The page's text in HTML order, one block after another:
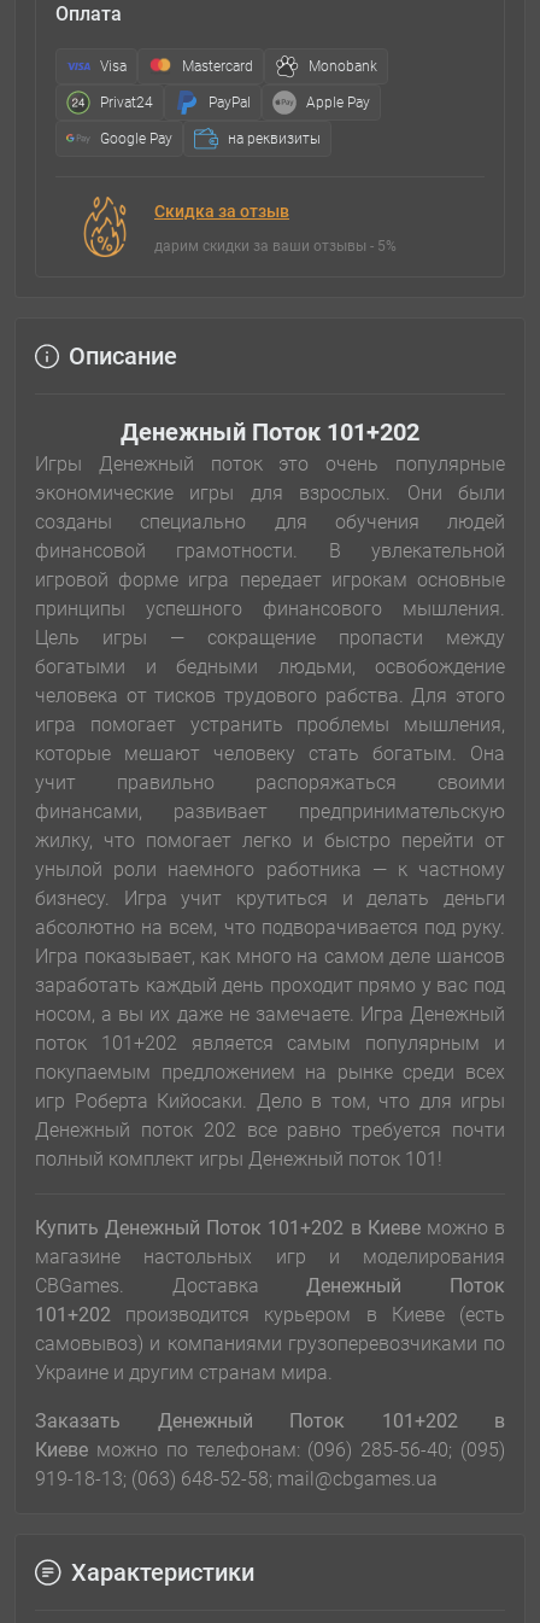
Оплата
Visa Mastercard Monobank
Privat24 PayPal Apple Pay
Google Pay на реквизиты
Скидка за отзыв
дарим скидки за ваши отзывы - 5%
Описание
Денежный Поток 101+202
Игры Денежный поток это очень популярные
экономические игры для взрослых. Они были
созданы специально для обучения людей
финансовой грамотности. В увлекательной
игровой форме игра передает игрокам основные
принципы успешного финансового мышления.
Цель игры — сокращение пропасти между
богатыми и бедными людьми, освобождение
человека от тисков трудового рабства. Для этого
игра помогает устранить проблемы мышления,
которые мешают человеку стать богатым. Она
учит правильно распоряжаться своими
финансами, развивает предпринимательскую
жилку, что помогает легко и быстро перейти от
унылой роли наемного работника — к частному
бизнесу. Игра учит крутиться и делать деньги
абсолютно на всем, что подворачивается под руку.
Игра показывает, как много на самом деле шансов
заработать каждый день проходит прямо у вас под
носом, а вы их даже не замечаете. Игра Денежный
поток 101+202 является самым популярным и
покупаемым предложением на рынке среди всех
игр Роберта Кийосаки. Дело в том, что для игры
Денежный поток 202 все равно требуется почти
полный комплект игры Денежный поток 101!
Купить Денежный Поток 101+202 в Киевеможно в
магазине настольных игр и моделирования
CBGames. ДоставкаДенежный Поток
101+202
производится курьером в Киеве (есть
самовывоз) и компаниями грузоперевозчиками по
Украине и другим странам мира.
Заказать Денежный Поток 101+202в
Киеве можно по телефонам: (096) 285-56-40; (095)
919-18-13; (063) 648-52-58; mail@cbgames.ua
Характеристики